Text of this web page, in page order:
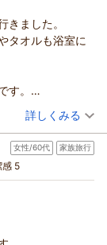
ただき誠にあり
ます。
ェイスタオル
おります。
だき、大変喜ば
重なご意見とし
。
ました。
タオルも浴室に
す。
いと良いと思い
レッシュするこ
稿日：2026/07/18）
料理ディナー】＝
詳しくみる
女性/60代 家族旅行
感 5